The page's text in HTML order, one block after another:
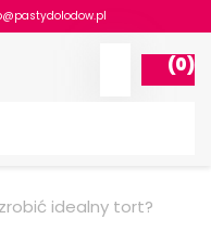
(0)
idealny tort?